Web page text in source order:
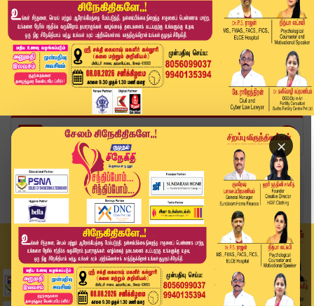
×
Home
விளையாட்டு
FIFA: உலகக்கோப்பை கால்பந்து: குரோஷியாவை வீழ்த்த...